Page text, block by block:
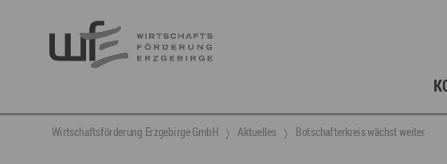
Berufsnachwuchs & Fachkräfte Gründung,
aktuelle Angebote & Projekte
Wirtschaftsservice Berufs- &
Neuigkeiten Presse
Ansprechpartner & Kontakt
Wirtschaftsförderung Erzgebirge GmbH Aktuelles Botschafterkreis wächst weiter